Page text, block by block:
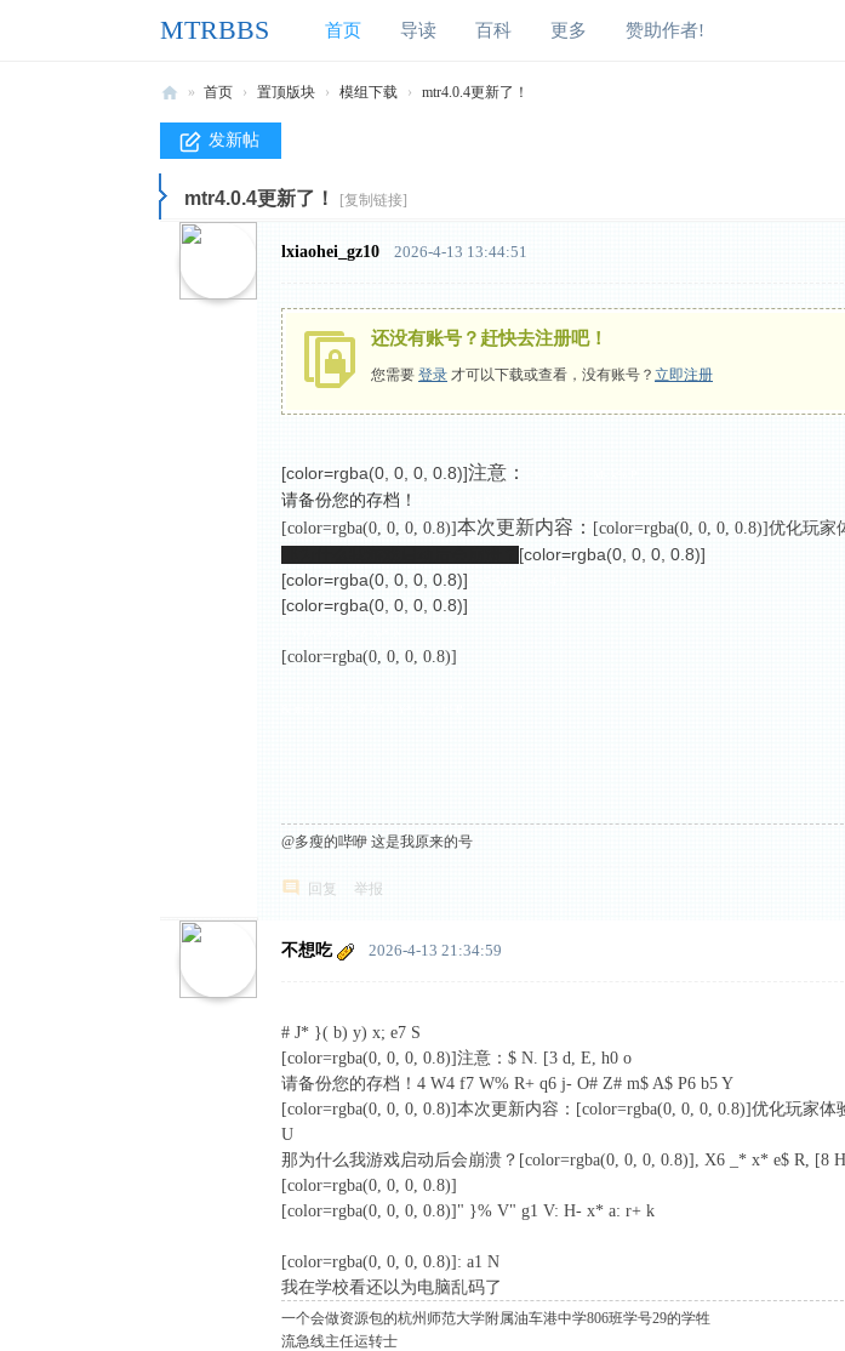
MTRBBS 首页 导读 百科 更多 赞助作者!
M
T
R
» 首页 › 置顶版块 › 模组下载 › mtr4.0.4更新了！
发新帖
mtr4.0.4更新了！ [复制链接]
lxiaohei_gz10 2026-4-13 13:44:51
还没有账号？赶快去注册吧！
您需要 登录 才可以下载或查看，没有账号？ 立即注册
[color=rgba(0, 0, 0, 0.8)]注意：
请备份您的存档！
[color=rgba(0, 0, 0, 0.8)]本次更新内容： [color=rgba(0, 0, 0, 0.8)]优化玩
[color=rgba(0, 0, 0, 0.8)]
[color=rgba(0, 0, 0, 0.8)]
[color=rgba(0, 0, 0, 0.8)]
[color=rgba(0, 0, 0, 0.8)]
@多瘦的哔咿 这是我原来的号
回复 举报
不想吃 2026-4-13 21:34:59
# J* }( b) y) x; e7 S
[color=rgba(0, 0, 0, 0.8)]注意：$ N. [3 d, E, h0 o
请备份您的存档！4 W4 f7 W% R+ q6 j- O# Z# m$ A$ P6 b5 Y
[color=rgba(0, 0, 0, 0.8)]本次更新内容：[color=rgba(0, 0, 0, 0.8)]优化玩家
U
那为什么我游戏启动后会崩溃？[color=rgba(0, 0, 0, 0.8)], X6 _* x* e$ R, [8
[color=rgba(0, 0, 0, 0.8)]
[color=rgba(0, 0, 0, 0.8)]" }% V" g1 V: H- x* a: r+ k
[color=rgba(0, 0, 0, 0.8)]: a1 N
我在学校看还以为电脑乱码了
一个会做资源包的杭州师范大学附属油车港中学806班学号29的学牲
流急线主任运转士